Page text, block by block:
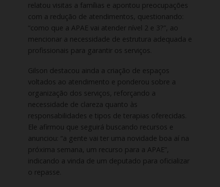
relatou visitas a famílias e apontou preocupações
com a redução de atendimentos, questionando:
“como que a APAE vai atender nível 2 e 3?”, ao
mencionar a necessidade de estrutura adequada e
profissionais para garantir os serviços.
Gilson destacou ainda a criação de espaços
voltados ao atendimento e ponderou sobre a
organização dos serviços, reforçando a
necessidade de clareza quanto às
responsabilidades e tipos de terapias oferecidas.
Ele afirmou que seguirá buscando recursos e
anunciou: “a gente vai ter uma novidade boa aí na
próxima semana, um recurso para a APAE”,
indicando a vinda de um deputado para oficializar
o repasse.